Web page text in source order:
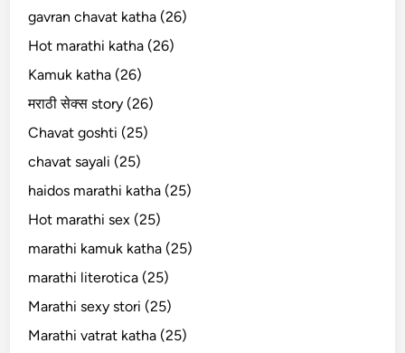
gavran chavat katha (26)
Hot marathi katha (26)
Kamuk katha (26)
मराठी सेक्स story (26)
Chavat goshti (25)
chavat sayali (25)
haidos marathi katha (25)
Hot marathi sex (25)
marathi kamuk katha (25)
marathi literotica (25)
Marathi sexy stori (25)
Marathi vatrat katha (25)